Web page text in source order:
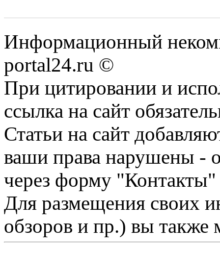
Информационный
portal24.ru ©
При цитировании и
ссылка на сайт
Статьи на сайт
ваши права нарушены -
через форму "Контакты"
Для размещения своих
обзоров и пр.) вы также